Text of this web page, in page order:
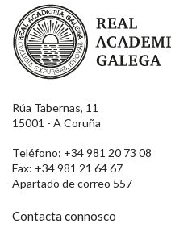
Real Academia Galega
Rúa Tabernas, 11
15001 - A Coruña
Teléfono: +34 981 20 73 08
Fax: +34 981 21 64 67
Apartado de correo 557
Contacta connosco